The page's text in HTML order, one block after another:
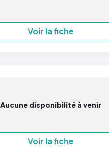
Voir la fiche
Aucune disponibilité à venir
Voir la fiche